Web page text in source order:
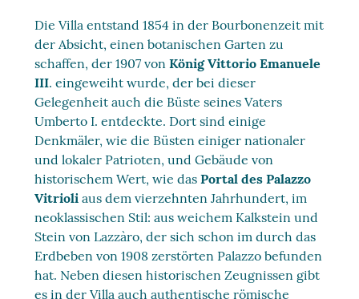
Die Villa entstand 1854 in der Bourbonenzeit mit
der Absicht, einen botanischen Garten zu
schaffen, der 1907 vonKönig Vittorio Emanuele
III. eingeweiht wurde, der bei dieser
Gelegenheit auch die Büste seines Vaters
Umberto I. entdeckte. Dort sind einige
Denkmäler, wie die Büsten einiger nationaler
und lokaler Patrioten, und Gebäude von
historischem Wert, wie dasPortal des Palazzo
Vitrioliaus dem vierzehnten Jahrhundert, im
neoklassischen Stil: aus weichem Kalkstein und
Stein von Lazzàro, der sich schon im durch das
Erdbeben von 1908 zerstörten Palazzo befunden
hat. Neben diesen historischen Zeugnissen gibt
es in der Villa auch authentische römische